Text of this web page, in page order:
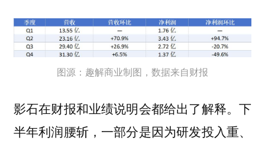
图源：趣解商业制图，数据来自财报
影石在财报和业绩说明会都给出了解释。下
半年利润腰斩，一部分是因为研发投入重、